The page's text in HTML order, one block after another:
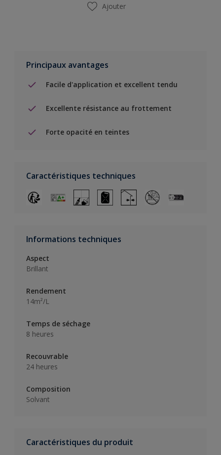
Ajouter
Principaux avantages
Facile d'application et excellent tendu
Excellente résistance au frottement
Forte opacité en teintes
Caractéristiques techniques
Informations techniques
Aspect
Brillant
Rendement
14m²/L
Temps de séchage
8 heures
Recouvrable
24 heures
Composition
Solvant
Caractéristiques du produit